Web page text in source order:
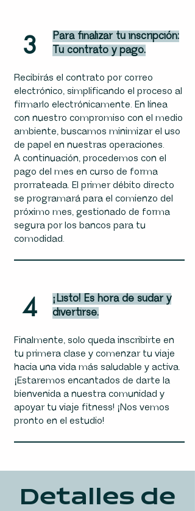
3
Para finalizar tu inscripción:
Tu contrato y pago.
Recibirás el contrato por correo
electrónico, simplificando el proceso al
firmarlo electrónicamente. En línea
con nuestro compromiso con el medio
ambiente, buscamos minimizar el uso
de papel en nuestras operaciones.
A continuación, procedemos con el
pago del mes en curso de forma
prorrateada. El primer débito directo
se programará para el comienzo del
próximo mes, gestionado de forma
segura por los bancos para tu
comodidad.
4
¡Listo! Es hora de sudar y
divertirse.
Finalmente, solo queda inscribirte en
tu primera clase y comenzar tu viaje
hacia una vida más saludable y activa.
¡Estaremos encantados de darte la
bienvenida a nuestra comunidad y
apoyar tu viaje fitness! ¡Nos vemos
pronto en el estudio!
Detalles de